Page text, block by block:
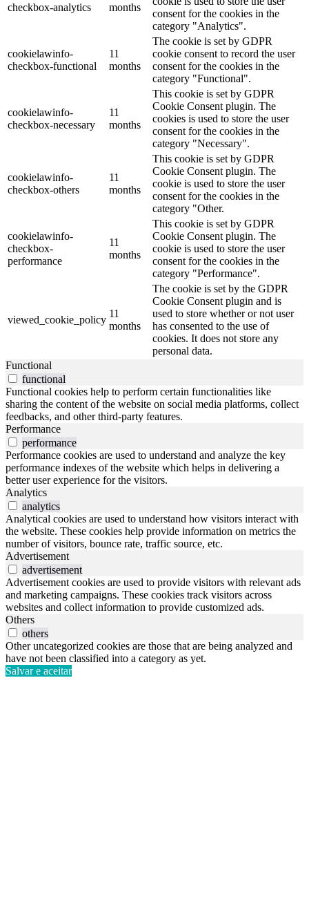
checkbox-analytics
months
consent for the cookies in the
category "Analytics".
cookielawinfo-
checkbox-functional
11
months
The cookie is set by GDPR
cookie consent to record the user
consent for the cookies in the
category "Functional".
cookielawinfo-
checkbox-necessary
11
months
This cookie is set by GDPR
Cookie Consent plugin. The
cookies is used to store the user
consent for the cookies in the
category "Necessary".
cookielawinfo-
checkbox-others
11
months
This cookie is set by GDPR
Cookie Consent plugin. The
cookie is used to store the user
consent for the cookies in the
category "Other.
cookielawinfo-
checkbox-
performance
11
months
This cookie is set by GDPR
Cookie Consent plugin. The
cookie is used to store the user
consent for the cookies in the
category "Performance".
viewed_cookie_policy
11
months
The cookie is set by the GDPR
Cookie Consent plugin and is
used to store whether or not user
has consented to the use of
cookies. It does not store any
personal data.
Functional
functional
Functional cookies help to perform certain functionalities like
sharing the content of the website on social media platforms, collect
feedbacks, and other third-party features.
Performance
performance
Performance cookies are used to understand and analyze the key
performance indexes of the website which helps in delivering a
better user experience for the visitors.
Analytics
analytics
Analytical cookies are used to understand how visitors interact with
the website. These cookies help provide information on metrics the
number of visitors, bounce rate, traffic source, etc.
Advertisement
advertisement
Advertisement cookies are used to provide visitors with relevant ads
and marketing campaigns. These cookies track visitors across
websites and collect information to provide customized ads.
Others
others
Other uncategorized cookies are those that are being analyzed and
have not been classified into a category as yet.
Salvar e aceitar